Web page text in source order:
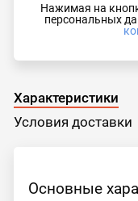
Нажимая на
персональных
Характеристики
Условия доставки
Основные